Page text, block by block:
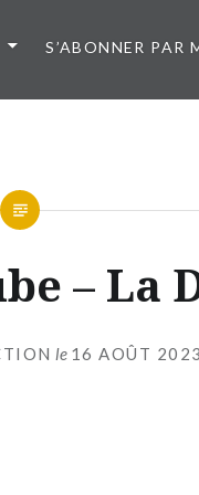
S’ABONNER PAR
– La
le 16 AOÛT 2023